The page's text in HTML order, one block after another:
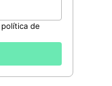
de